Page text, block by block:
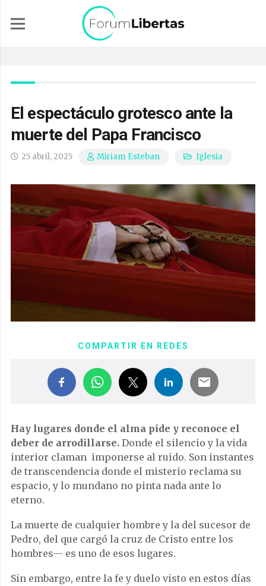
El espectáculo grotesco ante la
muerte del Papa Francisco
25 abril, 2025 Miriam Esteban Iglesia
COMPARTIR EN REDES
Hay lugares donde el alma pide y reconoce el
deber de arrodillarse. Donde el silencio y la vida
interior claman imponerse al ruido. Son instantes
de transcendencia donde el misterio reclama su
espacio, y lo mundano no pinta nada ante lo
eterno.
La muerte de cualquier hombre y la del sucesor de
Pedro, del que cargó la cruz de Cristo entre los
hombres— es uno de esos lugares.
Sin embargo, entre la fe y duelo visto en estos días